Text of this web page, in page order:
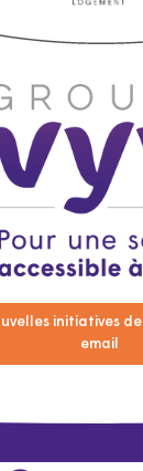
initiatives
email